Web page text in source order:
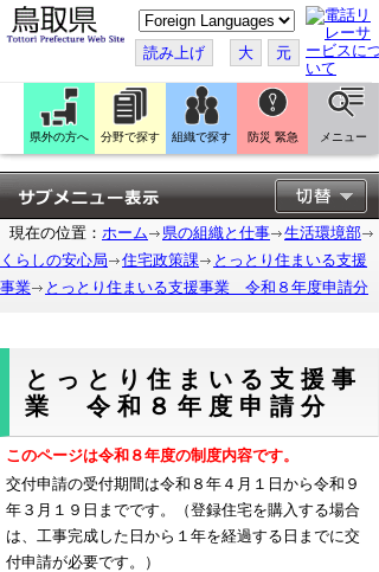
こ
の
ペ
ー
ジ
翻
訳
す
る
読み上げ 大 元
県外の方へ 分野で探す 組織で探す 防災 緊急 メニュー
現在の位置： ホーム 県の組織と仕事
生活環境部
くらしの安心局
住宅政策課
とっとり住まいる支援
事業
とっとり住まいる支援事業 令和８年度申請分
とっとり住まいる支援事
業 令和８年度申請分
このページは令和８年度の制度内容です。
交付申請の受付期間は令和８年４月１日から令和９
年３月１９日までです。（登録住宅を購入する場合
は、工事完成した日から１年を経過する日までに交
付申請が必要です。）